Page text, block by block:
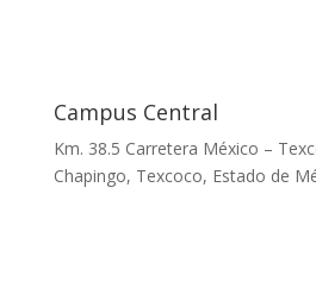
Campus Central
Km. 38.5 Carretera México –
Chapingo, Texcoco, Estado de